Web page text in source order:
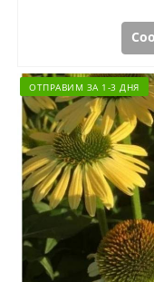
ОТПРАВИМ ЗА 1-3 ДНЯ